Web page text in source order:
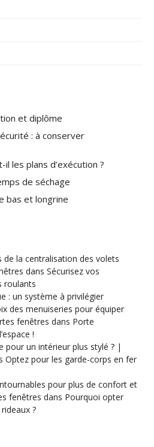
et diplôme
: à conserver
les plans d’exécution ?
de séchage
bas et longrine
la centralisation des volets
dans Sécurisez vos
roulants
: un système à privilégier
des menuiseries pour équiper
fenêtres dans Porte
!
pour un intérieur plus stylé ? |
Optez pour les garde-corps en fer
pour plus de confort et
fenêtres dans Pourquoi opter
?